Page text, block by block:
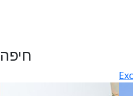
More Properties - חיפה